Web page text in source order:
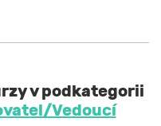
v podkategorii
Vedoucí